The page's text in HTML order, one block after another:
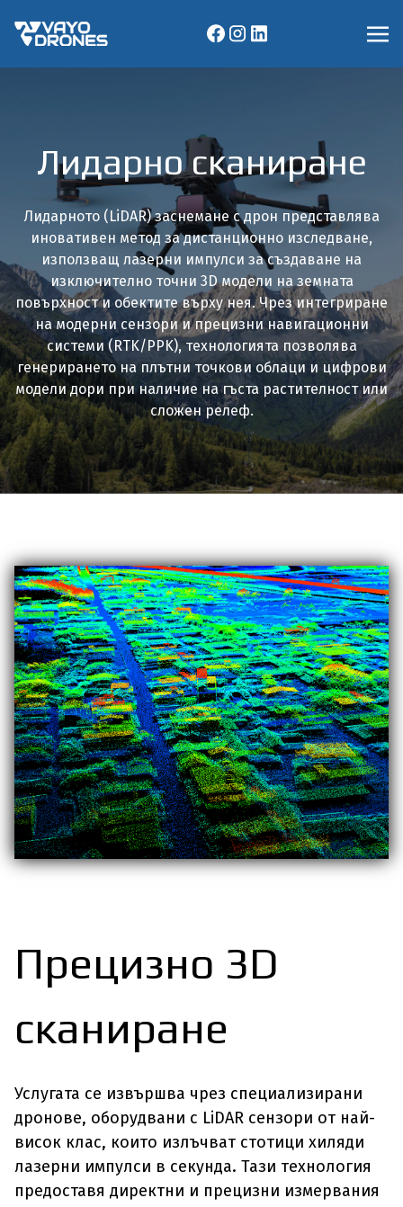
Лидарно сканиране
Лидарното (LiDAR) заснемане с дрон представлява
иновативен метод за дистанционно изследване,
използващ лазерни импулси за създаване на
изключително точни 3D модели на земната
повърхност и обектите върху нея. Чрез интегриране
на модерни сензори и прецизни навигационни
системи (RTK/PPK), технологията позволява
генерирането на плътни точкови облаци и цифрови
модели дори при наличие на гъста растителност или
сложен релеф.
Прецизно 3D
сканиране
Услугата се извършва чрез специализирани
дронове, оборудвани с LiDAR сензори от най-
висок клас, които излъчват стотици хиляди
лазерни импулси в секунда. Тази технология
предоставя директни и прецизни измервания